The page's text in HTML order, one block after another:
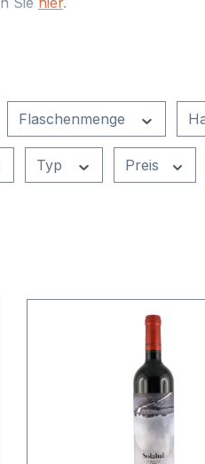
Flaschenmenge
Typ Preis